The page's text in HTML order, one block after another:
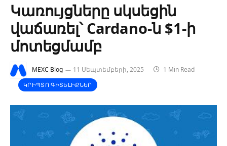
Կառույցները սկսեցին
վաճառել՝ Cardano-ն $1-ի
մոտեցմամբ
MEXC Blog 11 Սեպտեմբերի, 2025 1 Min Read
ԿՐԻՊՏՈ ԳԻՏԵԼԻՔՆԵՐ